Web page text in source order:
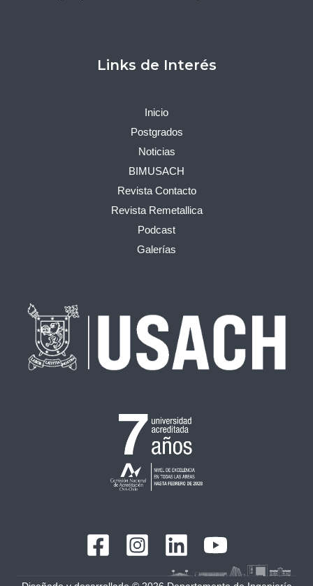
Links de Interés
Inicio
Postgrados
Noticias
BIMUSACH
Revista Contacto
Revista Remetallica
Podcast
Galerías